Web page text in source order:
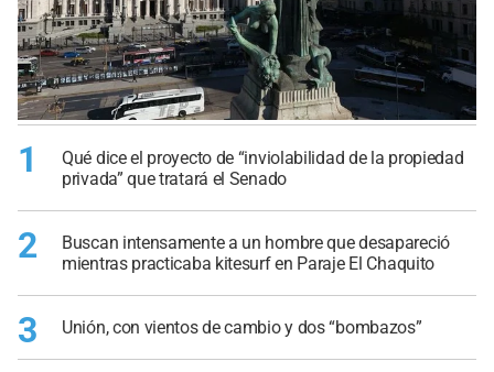
1
Qué dice el proyecto de “inviolabilidad de la propiedad
privada” que tratará el Senado
2
Buscan intensamente a un hombre que desapareció
mientras practicaba kitesurf en Paraje El Chaquito
3 Unión, con vientos de cambio y dos “bombazos”